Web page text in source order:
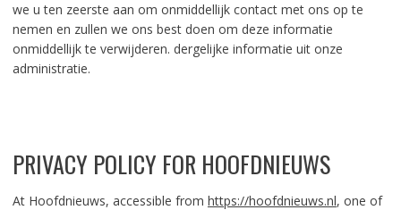
we u ten zeerste aan om onmiddellijk contact met ons op te
nemen en zullen we ons best doen om deze informatie
onmiddellijk te verwijderen. dergelijke informatie uit onze
administratie.
PRIVACY POLICY FOR HOOFDNIEUWS
At Hoofdnieuws, accessible from https://hoofdnieuws.nl, one of